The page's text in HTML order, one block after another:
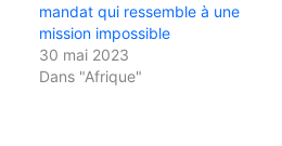
mandat qui ressemble à une
mission impossible
30 mai 2023
Dans "Afrique"